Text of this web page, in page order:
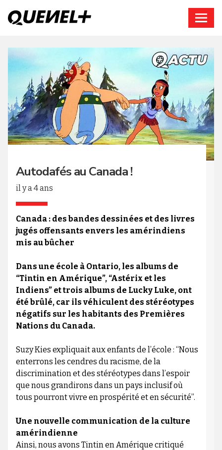
Autodafés au Canada !
il y a 4 ans
Canada : des bandes dessinées et des livres
jugés offensants envers les amérindiens
mis au bûcher
Dans une école à Ontario, les albums de
“Tintin en Amérique”, “Astérix et les
Indiens” et trois albums de Lucky Luke, ont
été brûlé, car ils véhiculent des stéréotypes
négatifs sur les habitants des Premières
Nations du Canada.
Suzy Kies expliquait aux enfants de l’école : “Nous
enterrons les cendres du racisme, de la
discrimination et des stéréotypes dans l’espoir
que nous grandirons dans un pays inclusif où
tous pourront vivre en prospérité et en sécurité”.
Une nouvelle communication de la culture
amérindienne
Ainsi, nous avons Tintin en Amérique critiqué